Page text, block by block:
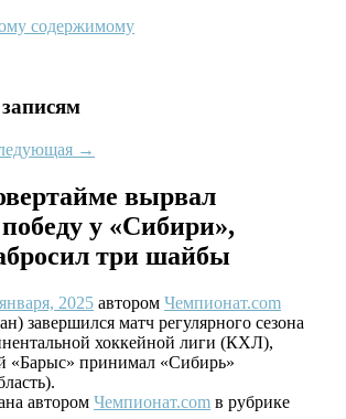
содержимому
→
вырвал
у «Сибири»,
три шайбы
2025 автором Чемпионат.com
завершился матч регулярного сезона
хоккейной лиги (КХЛ),
«Барыс» принимал «Сибирь»
автором Чемпионат.com в рубрике